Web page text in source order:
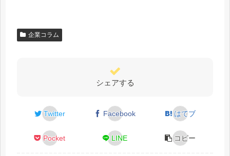
企業コラム
シェアする
Twitter Facebook はてブ
Pocket LINE コピー